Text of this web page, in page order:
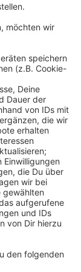
dazu.
das
wird
nächste
Ecke
eine
Straße
und